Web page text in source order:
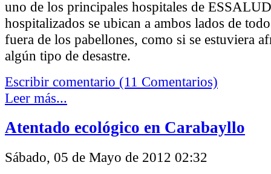
uno de los principales hospitales de
hospitalizados se ubican a ambos lados de
fuera de los pabellones, como si se estuviera
algún tipo de desastre.
Escribir comentario (11 Comentarios)
Leer más...
Atentado ecológico en Carabayllo
Sábado, 05 de Mayo de 2012 02:32